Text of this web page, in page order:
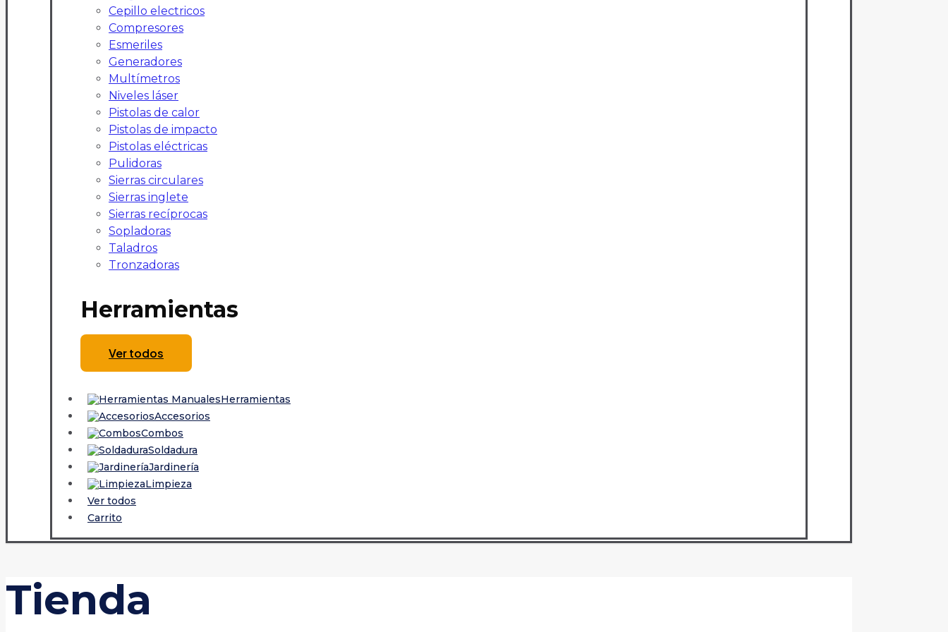
Cepillo electricos
Compresores
Esmeriles
Generadores
Multímetros
Niveles láser
Pistolas de calor
Pistolas de impacto
Pistolas eléctricas
Pulidoras
Sierras circulares
Sierras inglete
Sierras recíprocas
Sopladoras
Taladros
Tronzadoras
Herramientas
Ver todos
Herramientas
Accesorios
Combos
Soldadura
Jardinería
Limpieza
Ver todos
Carrito
Tienda